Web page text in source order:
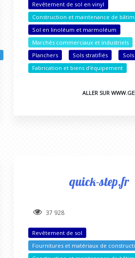
Revêtement de sol en vinyl
Construction et maintenance de
Sol en linoléum et marmoléum
Marchés commerciaux et industriels
Planchers
Sols stratifiés
Fabrication et biens d'équipement
ALLER SUR
quick-step.fr
37 928
Revêtement de sol
Fournitures et matériaux de